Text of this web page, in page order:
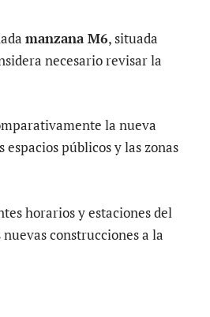
manzana M6, situada
necesario revisar la
la nueva
públicos y las zonas
horarios y estaciones del
construcciones a la